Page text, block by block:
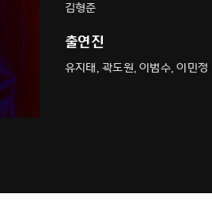
김형준
출연진
유지태, 곽도원, 이범수, 이민정